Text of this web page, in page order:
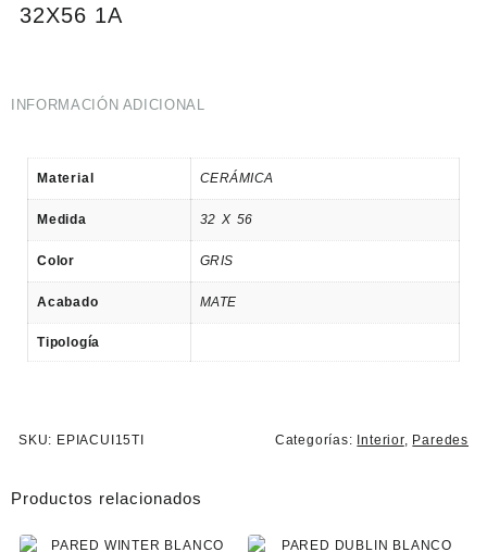
32X56 1A
INFORMACIÓN ADICIONAL
Material CERÁMICA
Medida 32 X 56
Color GRIS
Acabado MATE
Tipología
SKU: EPIACUI15TI Categorías: Interior, Paredes
Productos relacionados